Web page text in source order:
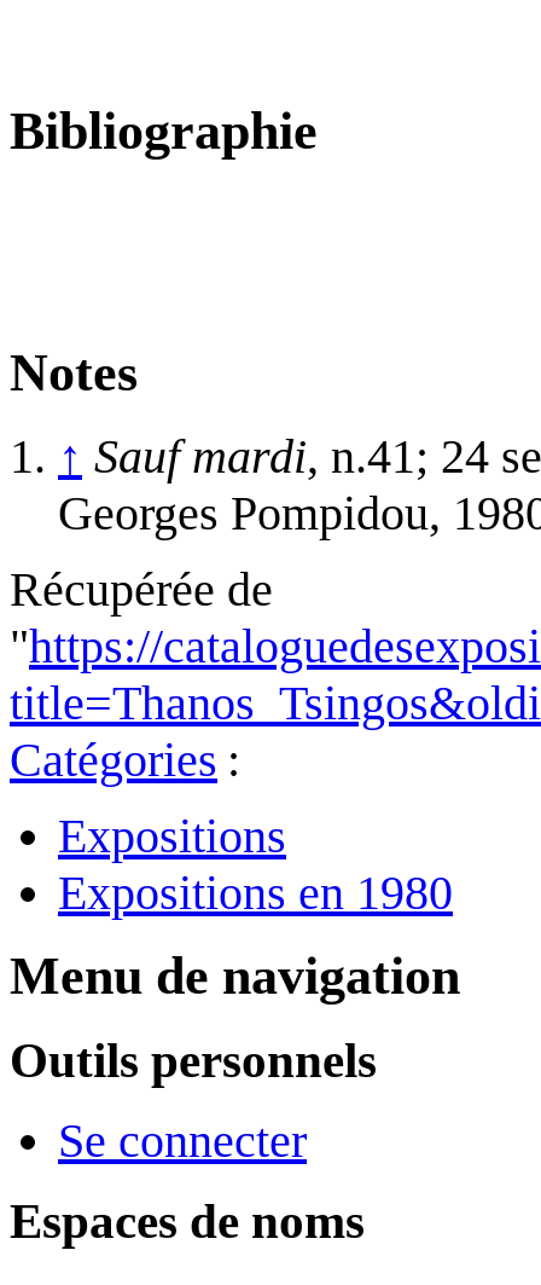
Bibliographie
Notes
↑ Sauf mardi, n.41; 24
Georges Pompidou,
Récupérée de
"https://
Catégories :
Expositions
Expositions en 1980
Menu de navigation
Outils personnels
Se connecter
Espaces de noms